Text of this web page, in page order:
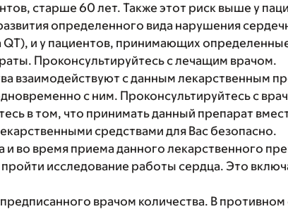
старше 60 лет. Также этот риск выше у
определенного вида нарушения
QT), и у пациентов, принимающих
Проконсультируйтесь с лечащим врачом.
взаимодействуют с данным лекарственным
с ним. Проконсультируйтесь с
в том, что принимать данный препарат
средствами для Вас безопасно.
во время приема данного лекарственного
исследование работы сердца. Это
врачом количества. В противном